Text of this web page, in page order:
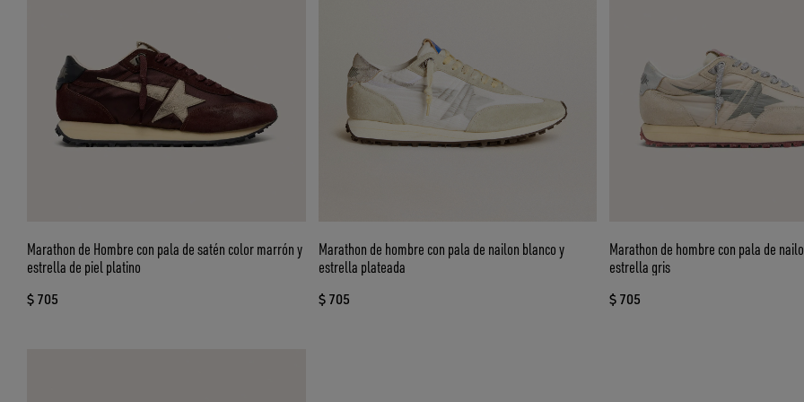
Marathon de Hombre con pala de satén color marrón y
estrella de piel platino
$ 705
Marathon de hombre con pala de nailon blanco y
estrella plateada
$ 705
Marathon de hombre con pala de
estrella gris
$ 705